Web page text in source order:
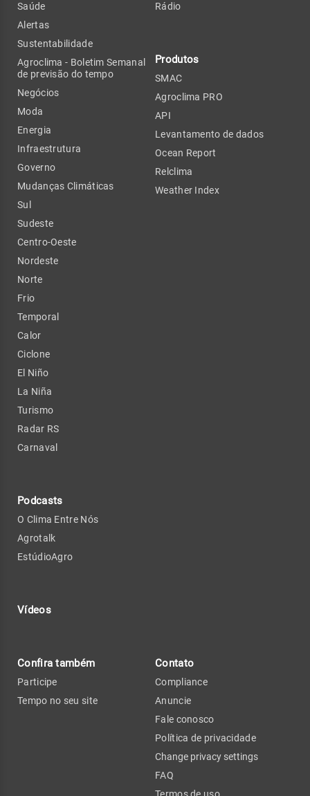
Saúde
Alertas
Sustentabilidade
Agroclima - Boletim Semanal
de previsão do tempo
Negócios
Moda
Energia
Infraestrutura
Governo
Mudanças Climáticas
Sul
Sudeste
Centro-Oeste
Nordeste
Norte
Frio
Temporal
Calor
Ciclone
El Niño
La Niña
Turismo
Radar RS
Carnaval
Podcasts
O Clima Entre Nós
Agrotalk
EstúdioAgro
Vídeos
Rádio
Produtos
SMAC
Agroclima PRO
API
Levantamento de dados
Ocean Report
Relclima
Weather Index
Confira também
Participe
Tempo no seu site
Contato
Compliance
Anuncie
Fale conosco
Política de privacidade
Change privacy settings
FAQ